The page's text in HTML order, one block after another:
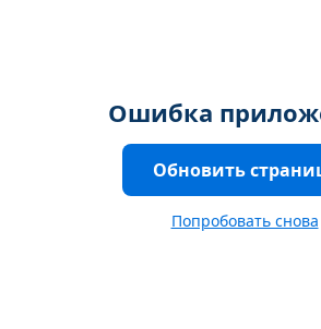
Ошибка
Обновить
Попробовать снова